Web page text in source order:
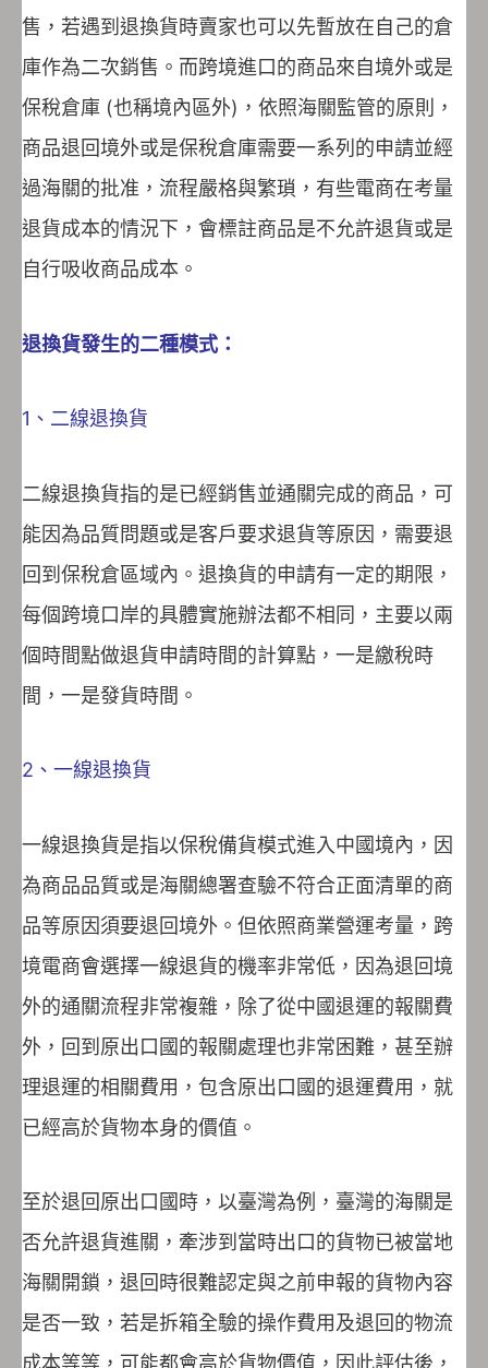
售，若遇到退換貨時賣家也可以先暫放在自己的倉
庫作為二次銷售。而跨境進口的商品來自境外或是
保稅倉庫 (也稱境內區外)，依照海關監管的原則，
商品退回境外或是保稅倉庫需要一系列的申請並經
過海關的批准，流程嚴格與繁瑣，有些電商在考量
退貨成本的情況下，會標註商品是不允許退貨或是
自行吸收商品成本。
退換貨發生的二種模式：
1、二線退換貨
二線退換貨指的是已經銷售並通關完成的商品，可
能因為品質問題或是客戶要求退貨等原因，需要退
回到保稅倉區域內。退換貨的申請有一定的期限，
每個跨境口岸的具體實施辦法都不相同，主要以兩
個時間點做退貨申請時間的計算點，一是繳稅時
間，一是發貨時間。
2、一線退換貨
一線退換貨是指以保稅備貨模式進入中國境內，因
為商品品質或是海關總署查驗不符合正面清單的商
品等原因須要退回境外。但依照商業營運考量，跨
境電商會選擇一線退貨的機率非常低，因為退回境
外的通關流程非常複雜，除了從中國退運的報關費
外，回到原出口國的報關處理也非常困難，甚至辦
理退運的相關費用，包含原出口國的退運費用，就
已經高於貨物本身的價值。
至於退回原出口國時，以臺灣為例，臺灣的海關是
否允許退貨進關，牽涉到當時出口的貨物已被當地
海關開鎖，退回時很難認定與之前申報的貨物內容
是否一致，若是拆箱全驗的操作費用及退回的物流